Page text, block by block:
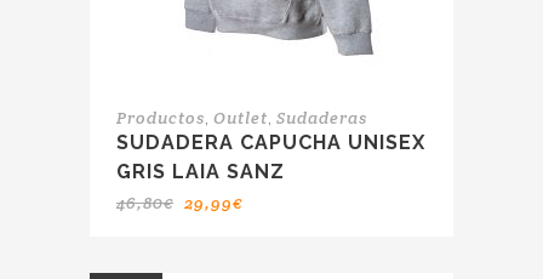
Productos, Outlet, Sudaderas
SUDADERA CAPUCHA UNISEX
GRIS LAIA SANZ
46,80€ 29,99€